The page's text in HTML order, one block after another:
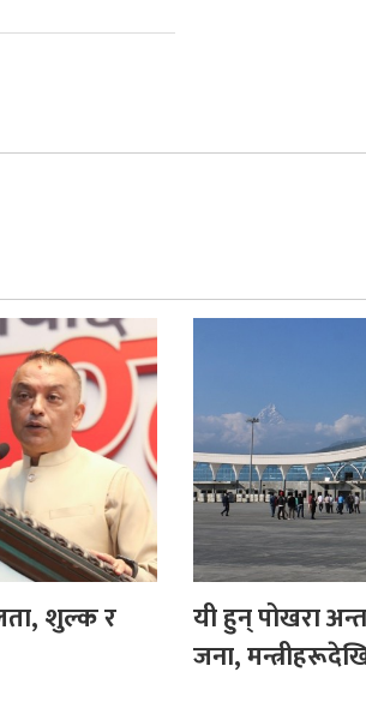
शुल्क र
यी हुन् पोखरा
जना,